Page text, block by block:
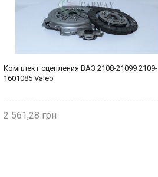
Комплект сцепления ВАЗ 2108-21099 2109-
1601085 Valeo
2 561,28